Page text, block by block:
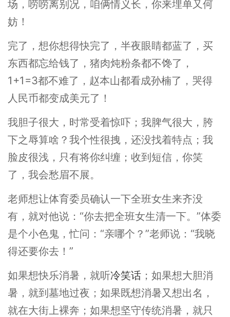
场，唠唠离别况，咱俩情义长，你来埋单又何
妨！
完了，想你想得快完了，半夜眼睛都蓝了，买
东西都忘给钱了，猪肉炖粉条都不馋了，
1+1=3都不难了，赵本山都看成孙楠了，哭得
人民币都变成美元了！
我胆子很大，时常受着惊吓；我脾气很大，胯
下之辱算啥？我个性很拽，还没找着特点；我
脸皮很浅，只有将你纠缠；收到短信，你笑
了，我会愁眉不展。
老师想让体育委员确认一下全班女生来齐没
有，就对他说：“你去把全班女生清一下。”体委
是个小色鬼，忙问：“亲哪个？”老师说：“我晓
得还要你去！”
如果想快乐消暑，就听冷笑话 ；如果想大胆消
暑，就到墓地过夜；如果既想消暑又想出名，
就在大街上裸奔；如果想坚守传统消暑，就只